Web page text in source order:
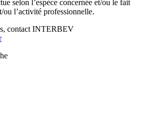
selon l’espèce concernée et/ou le fait
ou l’activité professionnelle.
contact INTERBEV